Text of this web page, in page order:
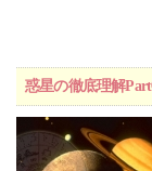
惑星の徹底理解